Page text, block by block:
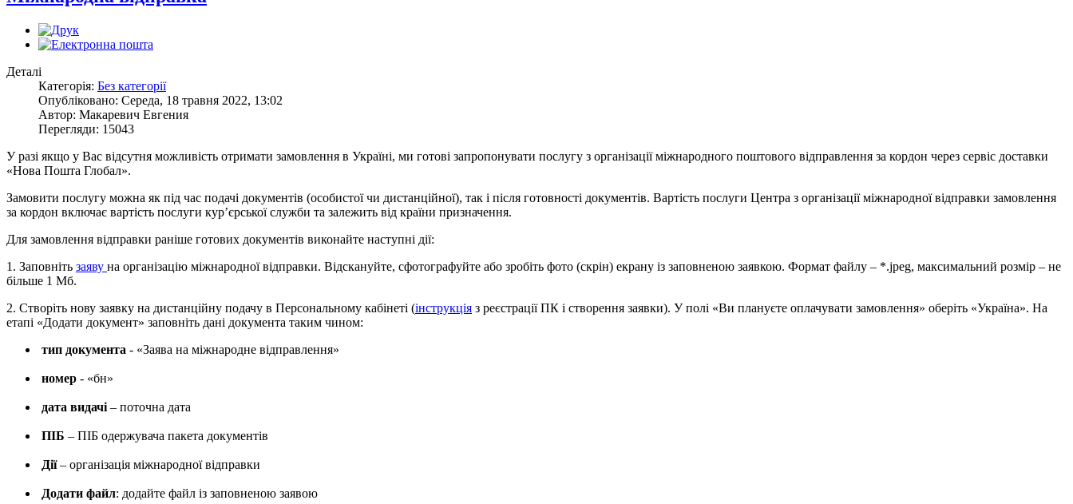
Деталі
Категорія: Без категорії
Опубліковано: Середа, 18 травня 2022, 13:02
Автор: Макаревич Евгения
Перегляди: 15043
У разі якщо у Вас відсутня можливість отримати замовлення в Україні, ми готові запропонувати послугу з організації міжнародного поштового відправлення за кордон через сервіс доставки
«Нова Пошта Глобал».
Замовити послугу можна як під час подачі документів (особистої чи дистанційної), так і після готовності документів. Вартість послуги Центра з організації міжнародної відправки замовлення
за кордон включає вартість послуги кур’єрської служби та залежить від країни призначення.
Для замовлення відправки раніше готових документів виконайте наступні дії:
1. Заповніть заяву на організацію міжнародної відправки. Відскануйте, сфотографуйте або зробіть фото (скрін) екрану із заповненою заявкою. Формат файлу – *.jpeg, максимальний розмір – не
більше 1 Мб.
2. Створіть нову заявку на дистанційну подачу в Персональному кабінеті (інструкція з реєстрації ПК і створення заявки). У полі «Ви плануєте оплачувати замовлення» оберіть «Україна». На
етапі «Додати документ» заповніть дані документа таким чином:
тип документа - «Заява на міжнародне відправлення»
номер - «бн»
дата видачі – поточна дата
ПІБ – ПІБ одержувача пакета документів
Дії– організація міжнародної відправки
Додати файл: додайте файл із заповненою заявою